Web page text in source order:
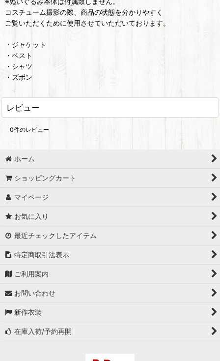
コスチューム撮影の際、商品の状態を分かりやすく
ご覧いただくために使用させていただいております。
・ジャケット
・ベスト
・シャツ
・ズボン
レビュー
0件のレビュー
ホーム
ショッピングカート
マイページ
お気に入り
最近チェックしたアイテム
特定商取引法表示
ご利用案内
お問い合わせ
新作衣装
在庫入荷/予約再開